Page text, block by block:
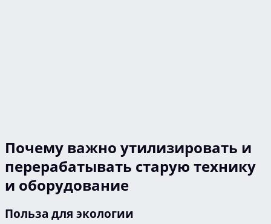
Почему важно утилизировать и
перерабатывать старую технику
и оборудование
Польза для экологии